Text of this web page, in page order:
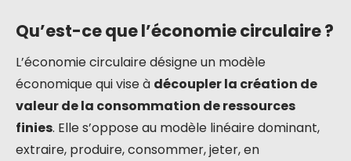
Qu’est-ce que l’économie circulaire ?
L’économie circulaire désigne un modèle
économique qui vise à découpler la création de
valeur de la consommation de ressources
finies. Elle s’oppose au modèle linéaire dominant,
extraire, produire, consommer, jeter, en